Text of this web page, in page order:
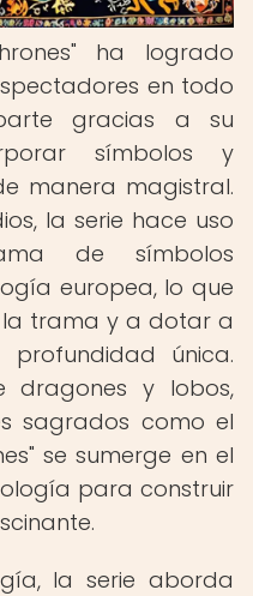
ha logrado
en todo
gracias a su
símbolos y
manera magistral.
la serie hace uso
de símbolos
europea, lo que
trama y a dotar a
única.
dragones y lobos,
sagrados como el
se sumerge en el
para construir
la serie aborda